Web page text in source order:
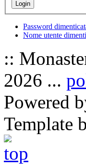
Password
Nome utente
::
2026 ...
Powered
Template